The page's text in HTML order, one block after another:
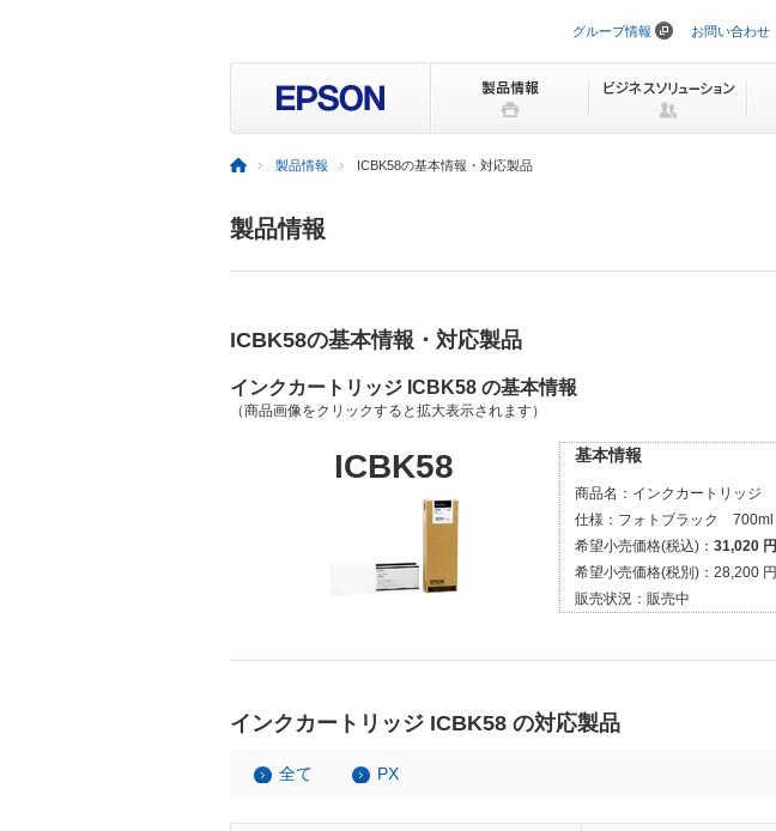
ビ
ョ
グループ情報 お問い合わせ
製品情報 ICBK58の基本情報・対応製品
製品情報
ICBK58の基本情報・対応製品
インクカートリッジ ICBK58 の基本情報
（商品画像をクリックすると拡大表示されます）
ICBK58 基本情報
商品名： インクカートリッジ
仕様： フォトブラック 700ml
希望小売価格(税込)： 31,020 円
希望小売価格(税別)： 28,200 円
販売状況： 販売中
インクカートリッジ ICBK58 の対応製品
全て PX